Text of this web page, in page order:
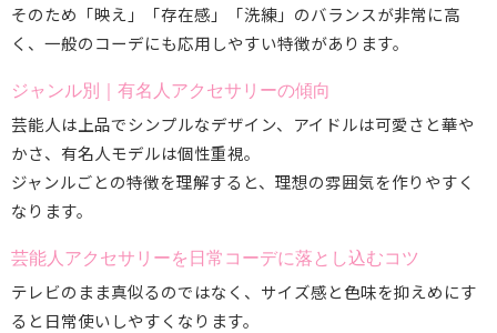
そのため「映え」「存在感」「洗練」のバランスが非常に高
く、一般のコーデにも応用しやすい特徴があります。
ジャンル別｜有名人アクセサリーの傾向
芸能人は上品でシンプルなデザイン、アイドルは可愛さと華や
かさ、有名人モデルは個性重視。
ジャンルごとの特徴を理解すると、理想の雰囲気を作りやすく
なります。
芸能人アクセサリーを日常コーデに落とし込むコツ
テレビのまま真似るのではなく、サイズ感と色味を抑えめにす
ると日常使いしやすくなります。